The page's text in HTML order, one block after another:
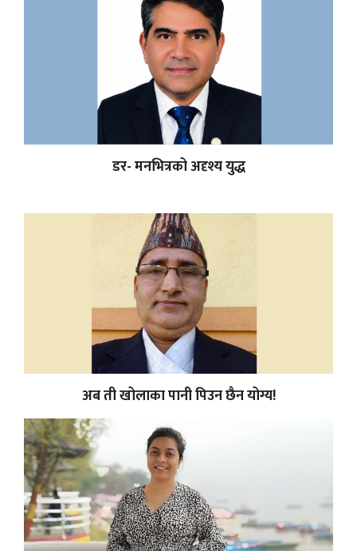
डर- मनभित्रको अदृश्य युद्ध
अब ती खोलाका पानी पिउन छैन योग्य!